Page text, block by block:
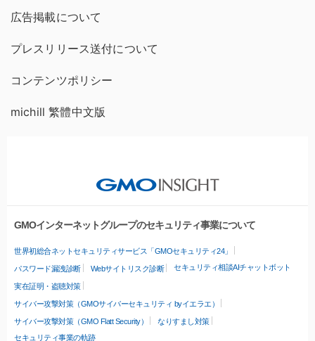
広告掲載について
プレスリリース送付について
コンテンツポリシー
michill 繁體中文版
GMOインターネットグループのセキュリティ事業について
世界初総合ネットセキュリティサービス「GMOセキュリティ24」
パスワード漏洩診断 Webサイトリスク診断 セキュリティ相談AIチャットボット
実在証明・盗聴対策
サイバー攻撃対策（GMOサイバーセキュリティ byイエラエ）
サイバー攻撃対策（GMO Flatt Security）
なりすまし対策
セキュリティ事業の軌跡